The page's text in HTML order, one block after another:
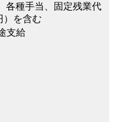
各種手当、固定残業代
）を含む
支給